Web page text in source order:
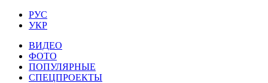
РУС
УКР
ВИДЕО
ФОТО
ПОПУЛЯРНЫЕ
СПЕЦПРОЕКТЫ